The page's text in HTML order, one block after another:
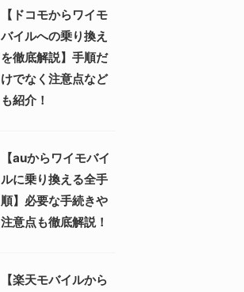
【ドコモからワイモ
バイルへの乗り換え
を徹底解説】手順だ
けでなく注意点など
も紹介！
【auからワイモバイ
ルに乗り換える全手
順】必要な手続きや
注意点も徹底解説！
【楽天モバイルから